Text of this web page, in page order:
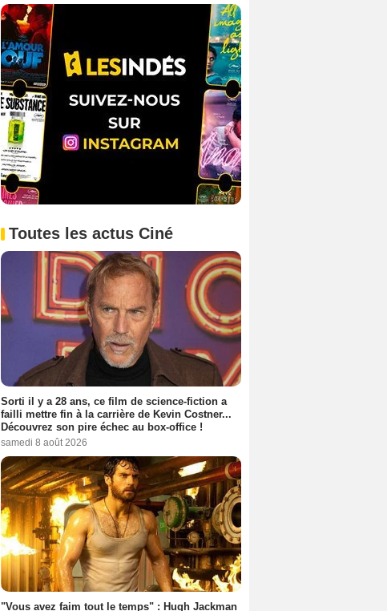
Toutes les actus Ciné
Sorti il y a 28 ans, ce film de science-fiction a
failli mettre fin à la carrière de Kevin Costner...
Découvrez son pire échec au box-office !
samedi 8 août 2026
"Vous avez faim tout le temps" : Hugh Jackman